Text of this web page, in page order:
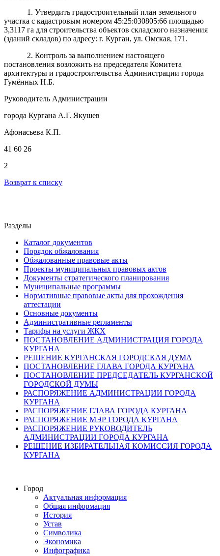
1. Утвердить градостроительный план земельного
участка с кадастровым номером 45:25:030805:66 площадью
3,3117 га для строительства объектов складского назначения
(зданий складов) по адресу: г. Курган, ул. Омская, 171.
2. Контроль за выполнением настоящего
постановления возложить на председателя Комитета
архитектуры и градостроительства Администрации города
Гумённых Н.Б.
Руководитель Администрации
города Кургана А.Г. Якушев
Афонасьева К.П.
41 60 26
2
Возврат к списку
Разделы
Каталог документов
Порядок обжалования
Обжалованные правовые акты
Проекты муниципальных правовых актов
Документы стратегического планирования
Муниципальные программы
Нормативные правовые акты для прохождения
аттестации
Основные документы
Административные регламенты
Тарифы на услуги ЖКХ
ПОСТАНОВЛЕНИЕ АДМИНИСТРАЦИЯ ГОРОДА
КУРГАНА
РЕШЕНИЕ КУРГАНСКАЯ ГОРОДСКАЯ ДУМА
ПОСТАНОВЛЕНИЕ ГЛАВА ГОРОДА КУРГАНА
ПОСТАНОВЛЕНИЕ ПРЕДСЕДАТЕЛЬ КУРГАНСКОЙ
ГОРОДСКОЙ ДУМЫ
РАСПОРЯЖЕНИЕ АДМИНИСТРАЦИИ ГОРОДА
КУРГАНА
РАСПОРЯЖЕНИЕ ГЛАВА ГОРОДА КУРГАНА
РАСПОРЯЖЕНИЕ МЭР ГОРОДА КУРГАНА
РАСПОРЯЖЕНИЕ РУКОВОДИТЕЛЬ
АДМИНИСТРАЦИИ ГОРОДА КУРГАНА
РЕШЕНИЕ ИЗБИРАТЕЛЬНАЯ КОМИССИЯ ГОРОДА
КУРГАНА
Город
Актуальная информация
Общая информация
История
Устав
Символика
Экономика
Инфографика